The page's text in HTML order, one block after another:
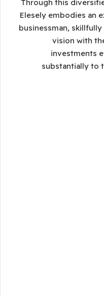
Through this
Elesely embodies an
businessman,
vision with
investments
substantially to